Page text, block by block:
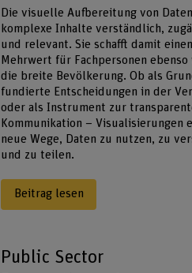
Die visuelle Aufbereitung von
komplexe Inhalte verständlich,
und relevant. Sie schafft damit einen
Mehrwert für Fachpersonen
die breite Bevölkerung. Ob als
fundierte Entscheidungen in der
oder als Instrument zur
Kommunikation – Visualisierungen
neue Wege, Daten zu nutzen, zu
und zu teilen.
Beitrag lesen
Public Sector